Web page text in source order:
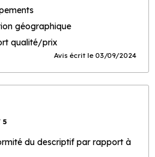
géographique
qualité/prix
Avis écrit le 03/09/2024
5
du descriptif par rapport à